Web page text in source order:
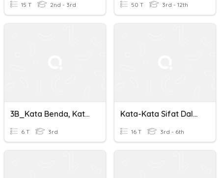
15 T 2nd - 3rd 50 T 3rd - 12th
3B_Kata Benda, Kata Sifat, Dan Kata Kerja
6 T 3rd
Kata-Kata Sifat Dalam Bahasa Arab
16 T 3rd - 6th